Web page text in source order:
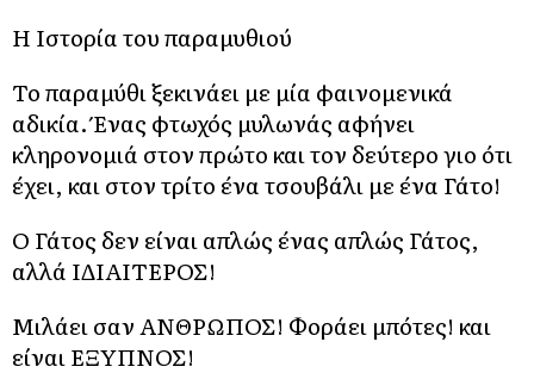
Η Ιστορία του παραμυθιού
Το παραμύθι ξεκινάει με μία φαινομενικά
αδικία. Ένας φτωχός μυλωνάς αφήνει
κληρονομιά στον πρώτο και τον δεύτερο γιο ότι
έχει, και στον τρίτο ένα τσουβάλι με ένα Γάτο!
Ο Γάτος δεν είναι απλώς ένας απλώς Γάτος,
αλλά ΙΔΙΑΙΤΕΡΟΣ!
Μιλάει σαν ΑΝΘΡΩΠΟΣ! Φοράει μπότες! και
είναι ΕΞΥΠΝΟΣ!